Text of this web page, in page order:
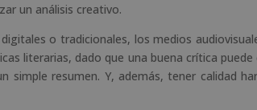
un análisis creativo.
o tradicionales, los medios
literarias, dado que una buena crítica puede
resumen. Y, además, tener calidad